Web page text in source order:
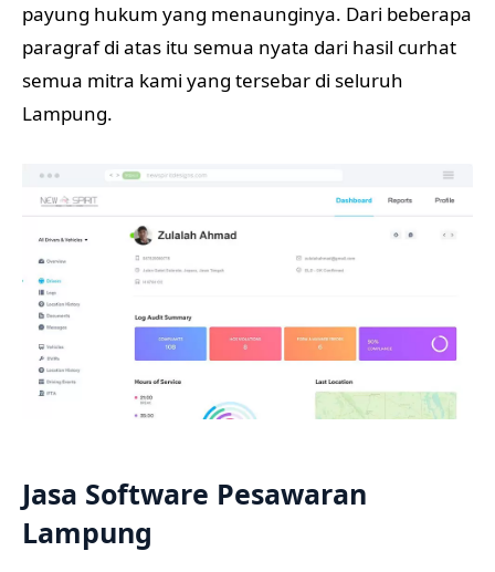
payung hukum yang menaunginya. Dari beberapa
paragraf di atas itu semua nyata dari hasil curhat
semua mitra kami yang tersebar di seluruh
Lampung.
Jasa Software Pesawaran
Lampung